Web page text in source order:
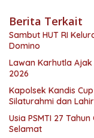
Berita Terkait
Sambut HUT RI
Domino
Lawan Karhutla
2026
Kapolsek Kandis
Silaturahmi dan
Usia PSMTI 27
Selamat